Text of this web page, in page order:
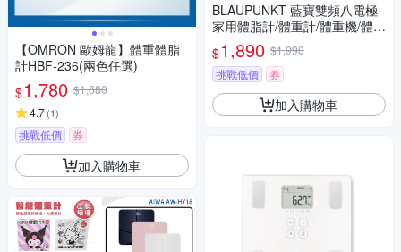
【OMRON 歐姆龍】體重體脂
計HBF-236(兩色任選)
$1,780 $1,880
4.7(1)
挑戰低價 券
加入購物車
BLAUPUNKT 藍寶雙頻八電極
家用體脂計/體重計/體重機/體脂
機 BPH-ME01W 充電式/56項
健康數據
$1,890 $1,990
挑戰低價
券
加入購物車